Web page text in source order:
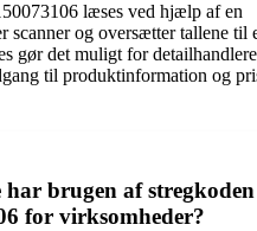
læses ved hjælp af en
scanner og oversætter tallene til
gør det muligt for
til produktinformation og
brugen af stregkoden
for virksomheder?